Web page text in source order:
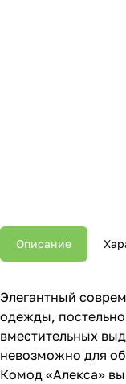
Описание
Элегантный
одежды,
вместительных
невозможно для
Комод «Алекса»